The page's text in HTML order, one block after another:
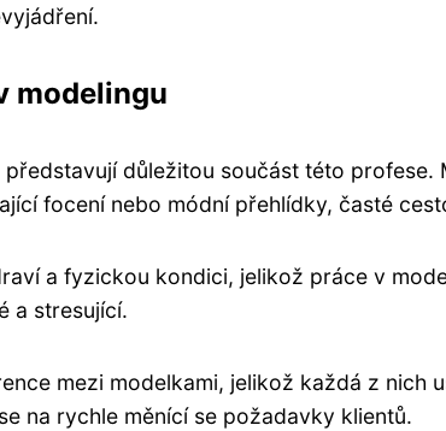
modelingu
důležitou součást této
focení nebo módní přehlídky, časté
a fyzickou kondici, jelikož práce v
a stresující.
mezi modelkami, jelikož každá z
na rychle měnící se požadavky klientů.